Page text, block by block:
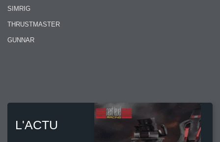
SIMRIG
THRUSTMASTER
GUNNAR
L'ACTU